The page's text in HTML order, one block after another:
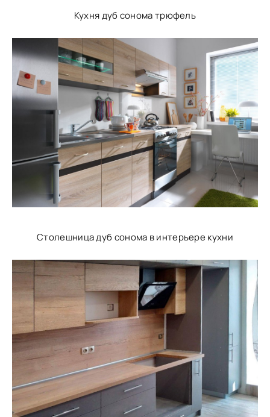
Кухня дуб сонома трюфель
Столешница дуб сонома в интерьере кухни